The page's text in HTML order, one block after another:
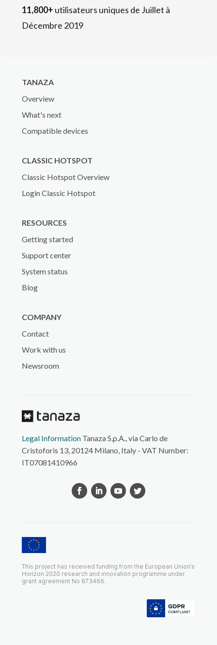
11,800+ utilisateurs uniques de Juillet à
Décembre 2019
TANAZA
Overview
What's next
Compatible devices
CLASSIC HOTSPOT
Classic Hotspot Overview
Login Classic Hotspot
RESOURCES
Getting started
Support center
System status
Blog
COMPANY
Contact
Work with us
Newsroom
Legal InformationTanaza S.p.A., via Carlo de
Cristoforis 13, 20124 Milano, Italy - VAT Number:
IT07081410966
This project has received funding from the European Union’s
Horizon 2020 research and innovation programme under
grant agreement No 873466.